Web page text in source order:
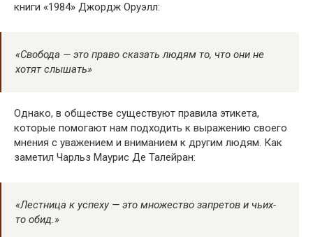
книги «1984» Джордж Оруэлл:
«Свобода — это право сказать людям то, что они не
хотят слышать»
Однако, в обществе существуют правила этикета,
которые помогают нам подходить к выражению своего
мнения с уважением и вниманием к другим людям. Как
заметил Чарльз Маурис Де Талейран:
«Лестница к успеху — это множество запретов и чьих-
то обид.»